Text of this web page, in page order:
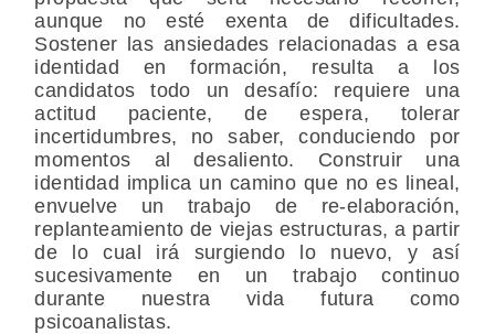
aunque no esté exenta de dificultades.
Sostener las ansiedades relacionadas a esa
identidad en formación, resulta a los
candidatos todo un desafío: requiere una
actitud paciente, de espera, tolerar
incertidumbres, no saber, conduciendo por
momentos al desaliento. Construir una
identidad implica un camino que no es lineal,
envuelve un trabajo de re-elaboración,
replanteamiento de viejas estructuras, a partir
de lo cual irá surgiendo lo nuevo, y así
sucesivamente en un trabajo continuo
durante nuestra vida futura como
psicoanalistas.